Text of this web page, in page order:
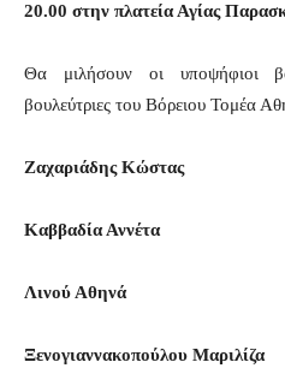
20.00 στην πλατεία Αγίας
Θα μιλήσουν οι υποψήφιοι
βουλεύτριες του Βόρειου Τομέα
Ζαχαριάδης Κώστας
Καββαδία Αννέτα
Λινού Αθηνά
Ξενογιαννακοπούλου Μαριλίζα